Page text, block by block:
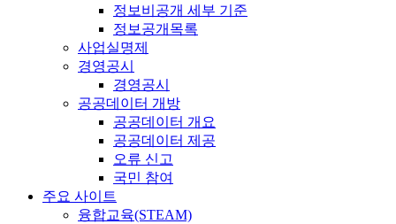
정보비공개 세부 기준
정보공개목록
사업실명제
경영공시
경영공시
공공데이터 개방
공공데이터 개요
공공데이터 제공
오류 신고
국민 참여
주요 사이트
융합교육(STEAM)